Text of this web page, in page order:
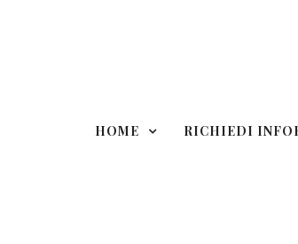
HOME RICHIEDI